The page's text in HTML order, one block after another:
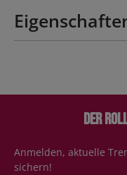
Der
Anmelden, aktuelle
sichern!